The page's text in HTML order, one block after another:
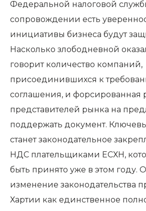
Федеральной налоговой
сопровождении есть
инициативы бизнеса будут
Насколько злободневной
говорит количество компаний,
присоединившихся к
соглашения, и форсированная
представителей рынка на
поддержать документ.
станет законодательное
НДС плательщиками ЕСХН,
быть принято уже в этом году.
изменение законодательства
Хартии как единственное